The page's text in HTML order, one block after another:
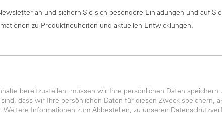
an und sichern Sie sich besondere Einladungen und auf
zu Produktneuheiten und aktuellen Entwicklungen.
bereitzustellen, müssen wir Ihre persönlichen Daten speichern
dass wir Ihre persönlichen Daten für diesen Zweck speichern,
Weitere Informationen zum Abbestellen, zu unseren